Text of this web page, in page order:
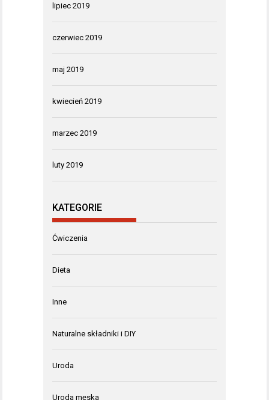
lipiec 2019
czerwiec 2019
maj 2019
kwiecień 2019
marzec 2019
luty 2019
KATEGORIE
Ćwiczenia
Dieta
Inne
Naturalne składniki i DIY
Uroda
Uroda męska